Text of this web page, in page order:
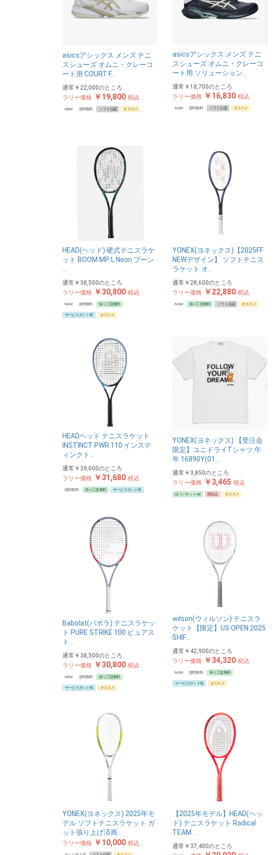
asicsアシックス メンズ テニ
スシューズ オムニ・クレーコ
ート用 COURT F…
通常 ￥22,000のところ
ラリー価格 ￥19,800 税込
NEW 送料無料 ソフト公認 オススメ
asicsアシックス メンズ テニ
スシューズ オムニ・クレーコ
ート用 ソリューション…
通常 ￥18,700のところ
ラリー価格 ￥16,830税込
NEW 送料無料 ソフト公認 オススメ
HEAD(ヘッド) 硬式テニスラケ
ット BOOM MP L Neon ブーン
通常 ￥38,500のところ
ラリー価格 ￥30,800 税込
NEW 送料無料 張り工賃無料
サービスガット有 オススメ
YONEX(ヨネックス)【2025FF
NEWデザイン】 ソフトテニス
ラケット オ…
通常 ￥28,600のところ
ラリー価格 ￥22,880税込
NEW 張り工賃無料 ソフト公認 オススメ
HEADヘッド テニスラケット
INSTINCT PWR 110 インステ
ィンクト…
通常 ￥39,600のところ
ラリー価格 ￥31,680 税込
送料無料 張り工賃無料 サービスガット有
YONEX(ヨネックス) 【受注会
限定】ユニドライTシャツ 午
年 16890Y(01…
通常 ￥3,850のところ
ラリー価格 ￥3,465税込
ゆうパケットOK 限定品 オススメ
Babolat(バボラ) テニスラケッ
ト PURE STRIKE 100 ピュアス
ト…
通常 ￥38,500のところ
ラリー価格 ￥30,800 税込
NEW 送料無料 張り工賃無料
サービスガット有 オススメ
wilson(ウィルソン) テニスラ
ケット【限定】US OPEN 2025
SHIF…
通常 ￥42,900のところ
ラリー価格 ￥34,320税込
NEW 送料無料 張り工賃無料
サービスガット有 オススメ
YONEX(ヨネックス) 2025年モ
デル ソフトテニスラケット ガ
ット張り上げ済商…
ラリー価格 ￥10,000 税込
【2025年モデル】HEAD(ヘッ
ド) テニスラケット Radical
TEAM …
通常 ￥37,400のところ